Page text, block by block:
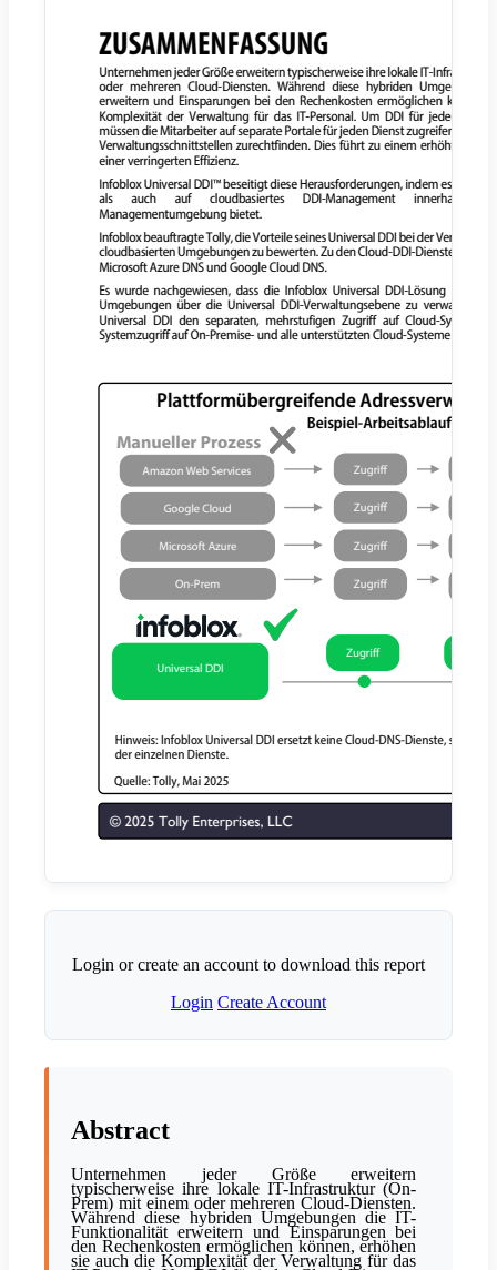
Login or create an account to download this report
Login Create Account
Abstract
Unternehmen jeder Größe erweitern
typischerweise ihre lokale IT-Infrastruktur (On-
Prem) mit einem oder mehreren Cloud-Diensten.
Während diese hybriden Umgebungen die IT-
Funktionalität erweitern und Einsparungen bei
den Rechenkosten ermöglichen können, erhöhen
sie auch die Komplexität der Verwaltung für das